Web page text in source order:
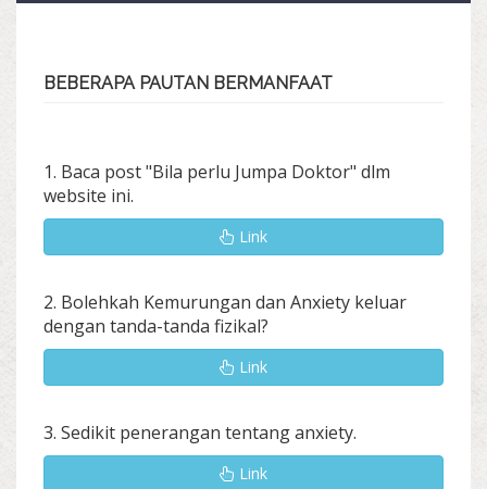
BEBERAPA PAUTAN BERMANFAAT
1. Baca post "Bila perlu Jumpa Doktor" dlm
website ini.
Link
2. Bolehkah Kemurungan dan Anxiety keluar
dengan tanda-tanda fizikal?
Link
3. Sedikit penerangan tentang anxiety.
Link